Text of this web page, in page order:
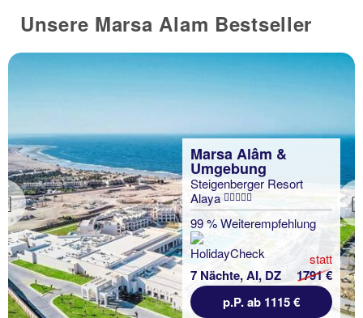
Unsere Marsa Alam Bestseller
Previous
Marsa Alâm &
Umgebung
Steigenberger Resort
Alaya
99 % Weiterempfehlung
7 Nächte, AI, DZ
statt
1791 €
p.P. ab 1115 €